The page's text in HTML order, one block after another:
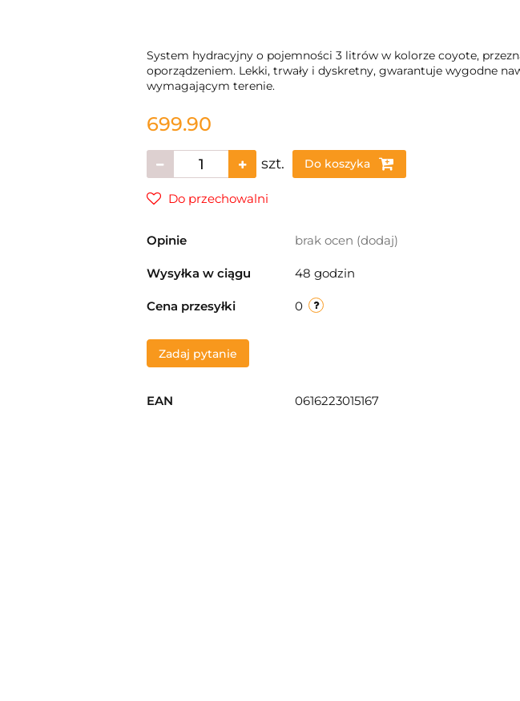
System hydracyjny o pojemności 3 litrów w kolorze coyote,
oporządzeniem. Lekki, trwały i dyskretny, gwarantuje wygodne
wymagającym terenie.
699.90
szt. Do koszyka
Do przechowalni
Opinie brak ocen (dodaj)
Wysyłka w ciągu 48 godzin
Cena przesyłki 0
Zadaj pytanie
EAN 0616223015167